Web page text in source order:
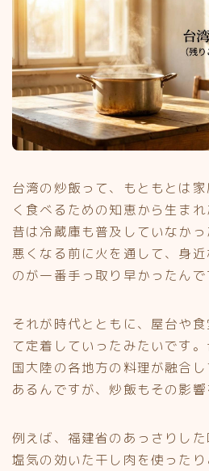
台湾の炒飯って、もともとは
く食べるための知恵から生まれ
昔は冷蔵庫も普及していなか
悪くなる前に火を通して、身
のが一番手っ取り早かったんで
それが時代とともに、屋台や
て定着していったみたいです
国大陸の各地方の料理が融合
あるんですが、炒飯もその影響
例えば、福建省のあっさりし
塩気の効いた干し肉を使った